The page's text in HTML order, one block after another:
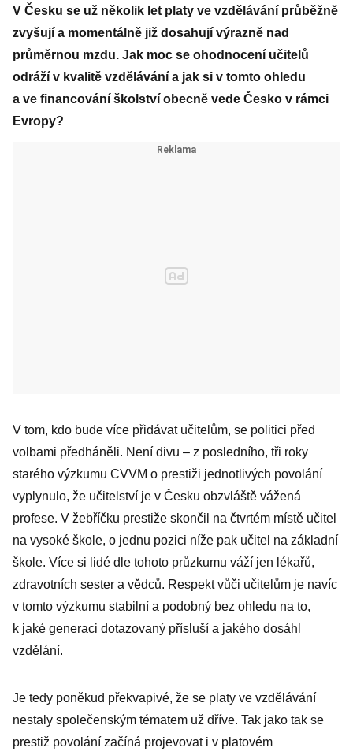
V Česku se už několik let platy ve vzdělávání průběžně
zvyšují a momentálně již dosahují výrazně nad
průměrnou mzdu. Jak moc se ohodnocení učitelů
odráží v kvalitě vzdělávání a jak si v tomto ohledu
a ve financování školství obecně vede Česko v rámci
Evropy?
V tom, kdo bude více přidávat učitelům, se politici před
volbami předháněli. Není divu – z posledního, tři roky
starého výzkumu CVVM o prestiži jednotlivých povolání
vyplynulo, že učitelství je v Česku obzvláště vážená
profese. V žebříčku prestiže skončil na čtvrtém místě učitel
na vysoké škole, o jednu pozici níže pak učitel na základní
škole. Více si lidé dle tohoto průzkumu váží jen lékařů,
zdravotních sester a vědců. Respekt vůči učitelům je navíc
v tomto výzkumu stabilní a podobný bez ohledu na to,
k jaké generaci dotazovaný přísluší a jakého dosáhl
vzdělání.
Je tedy poněkud překvapivé, že se platy ve vzdělávání
nestaly společenským tématem už dříve. Tak jako tak se
prestiž povolání začíná projevovat i v platovém